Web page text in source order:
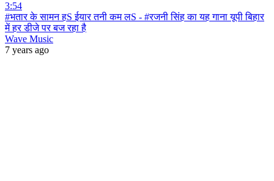
3:54
#भतार के सामन हS ईयार तनी कम लS - #रजनी सिंह का यह गाना यूपी बिहार
में हर डीजे पर बज रहा है
Wave Music
7 years ago